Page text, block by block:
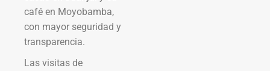
café en Moyobamba,
con mayor seguridad y
transparencia.
Las visitas de